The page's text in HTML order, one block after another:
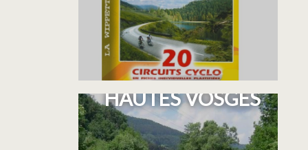
LA VOIE VERTE DES
HAUTES VOSGES